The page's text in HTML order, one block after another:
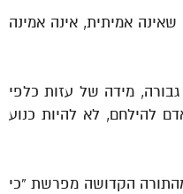
אמיתית, אינה אמינה
מידה של עזות כלפי
להילחם, לא להיות כנוע
הקדושה מפרשת “כי